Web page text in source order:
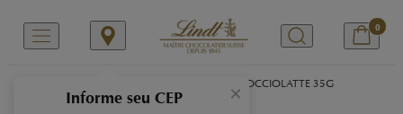
×
Informe seu CEP
0
NOCCIOLATTE 35G